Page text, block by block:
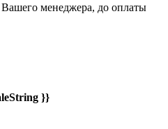
менеджера, до оплаты
}}